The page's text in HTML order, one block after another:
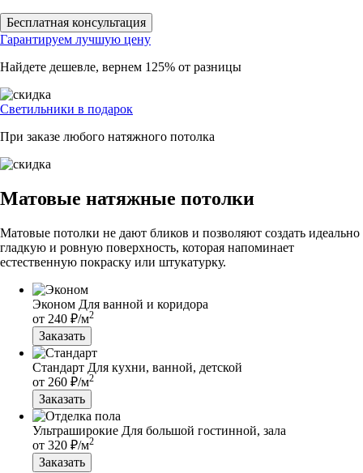
Бесплатная консультация
Гарантируем лучшую цену
Найдете дешевле, вернем 125% от разницы
Светильники в подарок
При заказе любого натяжного потолка
Матовые натяжные потолки
Матовые потолки не дают бликов и позволяют создать идеально
гладкую и ровную поверхность, которая напоминает
естественную покраску или штукатурку.
Эконом Для ванной и коридора
от 240 ₽/м2
Заказать
Стандарт Для кухни, ванной, детской
от 260 ₽/м2
Заказать
Ультраширокие Для большой гостинной, зала
от 320 ₽/м2
Заказать